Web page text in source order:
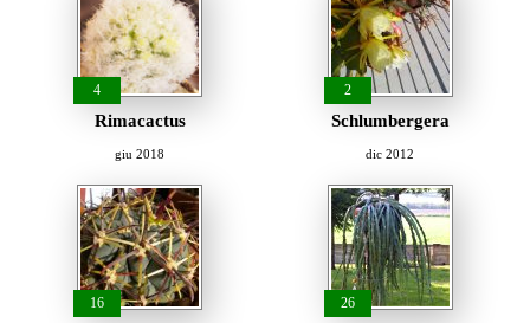
4
Rimacactus
giu 2018
2
Schlumbergera
dic 2012
16 26